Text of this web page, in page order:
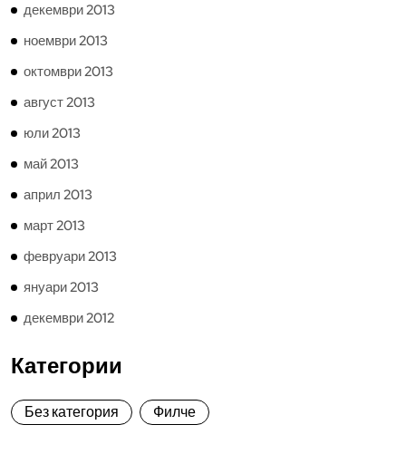
декември 2013
ноември 2013
октомври 2013
август 2013
юли 2013
май 2013
април 2013
март 2013
февруари 2013
януари 2013
декември 2012
Категории
Без категория Филче